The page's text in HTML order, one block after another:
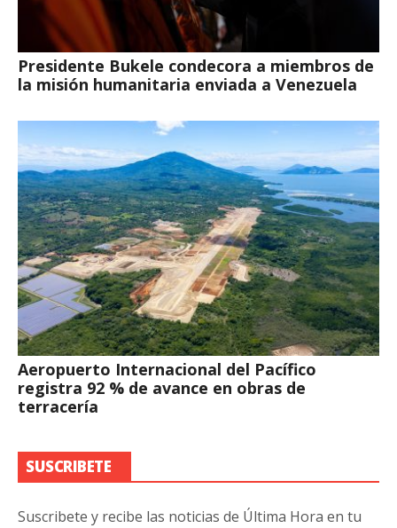
Presidente Bukele condecora a miembros de
la misión humanitaria enviada a Venezuela
Aeropuerto Internacional del Pacífico
registra 92 % de avance en obras de
terracería
SUSCRIBETE
Suscribete y recibe las noticias de Última Hora en tu